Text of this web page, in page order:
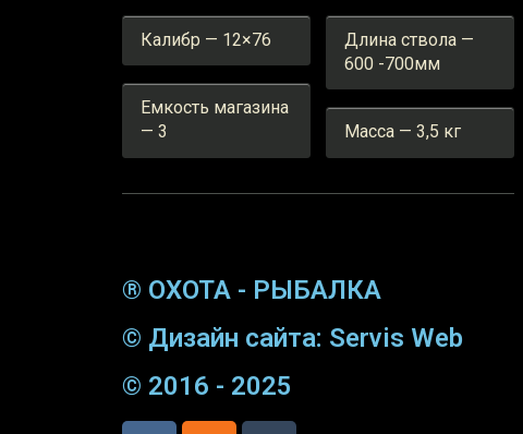
Калибр — 12×76
Емкость магазина
— 3
Длина ствола —
600 -700мм
Масса — 3,5 кг
® ОХОТА - РЫБАЛКА
© Дизайн сайта: Servis Web
© 2016 - 2025